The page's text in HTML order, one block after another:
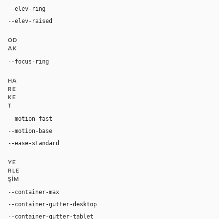
--elev-ring
--elev-raised
OD
AK
--focus-ring
HA
RE
KE
T
--motion-fast
--motion-base
--ease-standard
YE
RLE
ŞIM
--container-max
--container-gutter-desktop
--container-gutter-tablet